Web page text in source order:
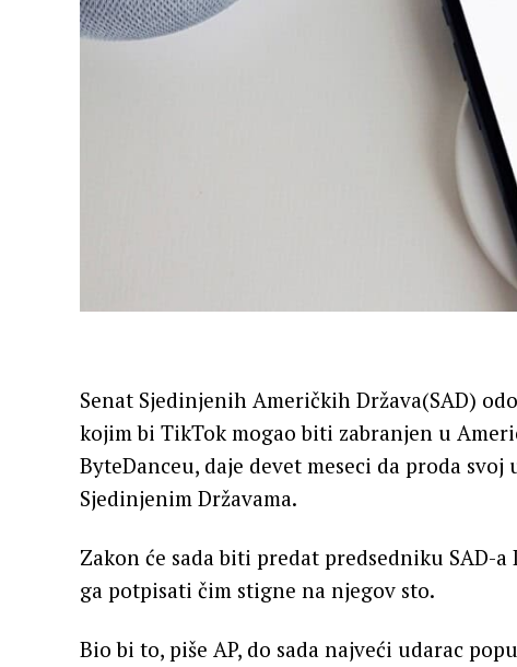
Senat Sjedinjenih Američkih Država(SAD)
kojim bi TikTok mogao biti zabranjen u
ByteDanceu, daje devet meseci da proda
Sjedinjenim Državama.
Zakon će sada biti predat predsedniku SAD-
ga potpisati čim stigne na njegov sto.
Bio bi to, piše AP, do sada najveći udarac